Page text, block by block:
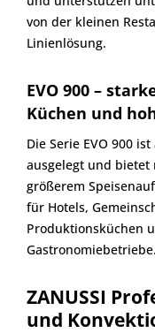
von der kleinen
Linienlösung.
EVO 900 –
Küchen und
Die Serie EVO 900
ausgelegt und
größerem
für Hotels,
Produktionsküchen
Gastronomiebetriebe.
ZANUSSI
und